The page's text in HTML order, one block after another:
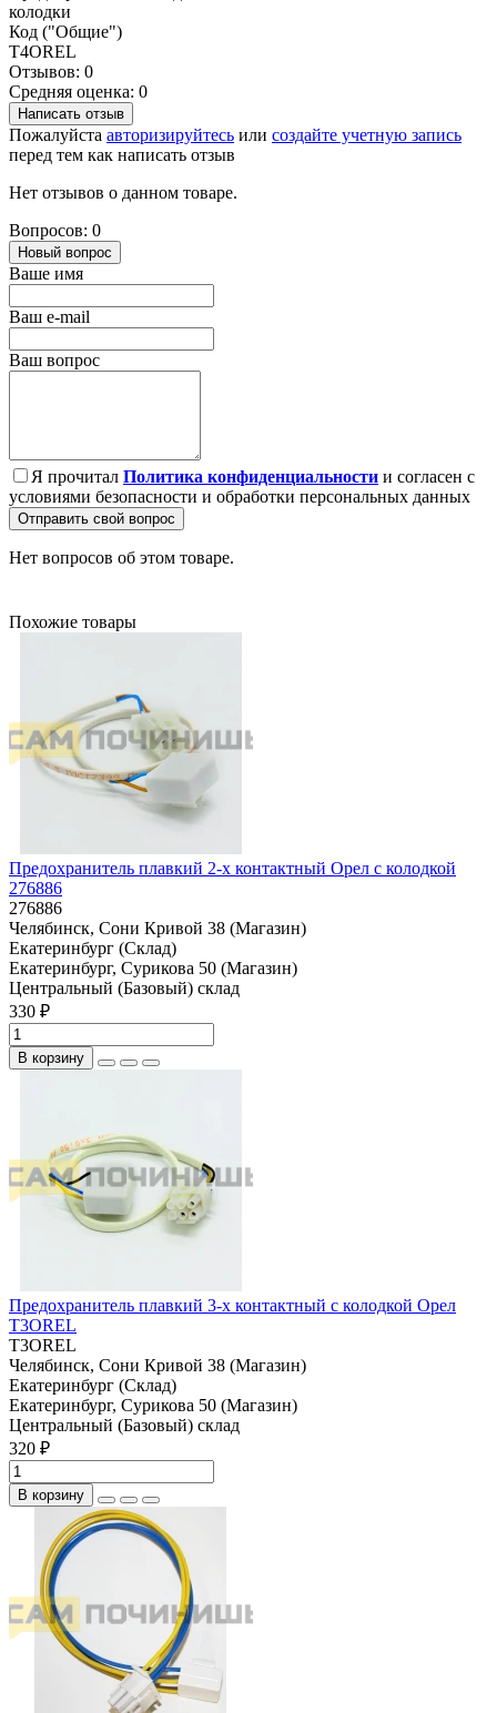
колодки
Код ("Общие")
T4OREL
Отзывов: 0
Средняя оценка: 0
Написать отзыв
Пожалуйста авторизируйтесь или создайте учетную запись
перед тем как написать отзыв
Нет отзывов о данном товаре.
Вопросов: 0
Новый вопрос
Ваше имя
Ваш e-mail
Ваш вопрос
Я прочитал Политика конфиденциальности и согласен с
условиями безопасности и обработки персональных данных
Отправить свой вопрос
Нет вопросов об этом товаре.
Похожие товары
Предохранитель плавкий 2-х контактный Орел с колодкой
276886
276886
Челябинск, Сони Кривой 38 (Магазин)
Екатеринбург (Склад)
Екатеринбург, Сурикова 50 (Магазин)
Центральный (Базовый) склад
330 ₽
В корзину
Предохранитель плавкий 3-х контактный с колодкой Орел
T3OREL
T3OREL
Челябинск, Сони Кривой 38 (Магазин)
Екатеринбург (Склад)
Екатеринбург, Сурикова 50 (Магазин)
Центральный (Базовый) склад
320 ₽
В корзину